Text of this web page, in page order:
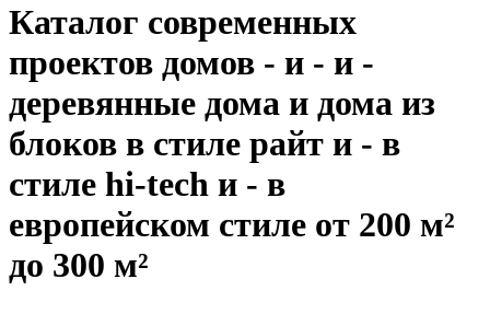
Каталог современных
проектов домов - и - и -
деревянные дома и дома из
блоков в стиле райт и - в
стиле hi-tech и - в
европейском стиле от 200 м²
до 300 м²